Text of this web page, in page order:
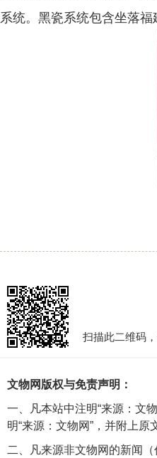
系统。黑瓷系统包含坐落
扫描此二维码
文物网版权与免责声明：
一、凡本站中注明“来源：文
明“来源：文物网”，并附上原
二、凡来源非文物网的新闻